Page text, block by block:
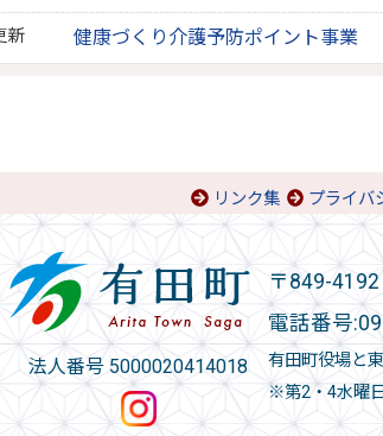
新 健康づくり介護予防ポイント事業
リンク集 プライバ
法人番号 5000020414018
〒849-
電話番号:
有田町役場と
※第2・4水曜